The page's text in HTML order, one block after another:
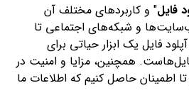
فایل" و کاربردهای مختلف آن
و شبکه‌های اجتماعی تا
فایل یک ابزار حیاتی برای
همچنین، مزایا و امنیت در
تا اطمینان حاصل کنیم که اطلاعات ما